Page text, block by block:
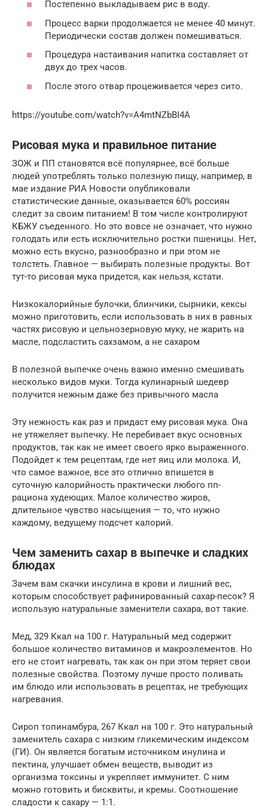
Постепенно выкладываем рис в воду.
Процесс варки продолжается не менее 40 минут.
Периодически состав должен помешиваться.
Процедура настаивания напитка составляет от
двух до трех часов.
После этого отвар процеживается через сито.
https://youtube.com/watch?v=A4mtNZbBI4A
Рисовая мука и правильное питание
ЗОЖ и ПП становятся всё популярнее, всё больше
людей употреблять только полезную пищу, например, в
мае издание РИА Новости опубликовали
статистические данные, оказывается 60% россиян
следит за своим питанием! В том числе контролируют
КБЖУ съеденного. Но это вовсе не означает, что нужно
голодать или есть исключительно ростки пшеницы. Нет,
можно есть вкусно, разнообразно и при этом не
толстеть. Главное — выбирать полезные продукты. Вот
тут-то рисовая мука придется, как нельзя, кстати.
Низкокалорийные булочки, блинчики, сырники, кексы
можно приготовить, если использовать в них в равных
частях рисовую и цельнозерновую муку, не жарить на
масле, подсластить сахзамом, а не сахаром
В полезной выпечке очень важно именно смешивать
несколько видов муки. Тогда кулинарный шедевр
получится нежным даже без привычного масла
Эту нежность как раз и придаст ему рисовая мука. Она
не утяжеляет выпечку. Не перебивает вкус основных
продуктов, так как не имеет своего ярко выраженного.
Подойдет к тем рецептам, где нет яиц или молока. И,
что самое важное, все это отлично впишется в
суточную калорийность практически любого пп-
рациона худеющих. Малое количество жиров,
длительное чувство насыщения — то, что нужно
каждому, ведущему подсчет калорий.
Чем заменить сахар в выпечке и сладких
блюдах
Зачем вам скачки инсулина в крови и лишний вес,
которым способствует рафинированный сахар-песок? Я
использую натуральные заменители сахара, вот такие.
Мед, 329 Ккал на 100 г. Натуральный мед содержит
большое количество витаминов и макроэлементов. Но
его не стоит нагревать, так как он при этом теряет свои
полезные свойства. Поэтому лучше просто поливать
им блюдо или использовать в рецептах, не требующих
нагревания.
Сироп топинамбура, 267 Ккал на 100 г. Это натуральный
заменитель сахара с низким гликемическим индексом
(ГИ). Он является богатым источником инулина и
пектина, улучшает обмен веществ, выводит из
организма токсины и укрепляет иммунитет. С ним
можно готовить и бисквиты, и кремы. Соотношение
сладости к сахару — 1:1.